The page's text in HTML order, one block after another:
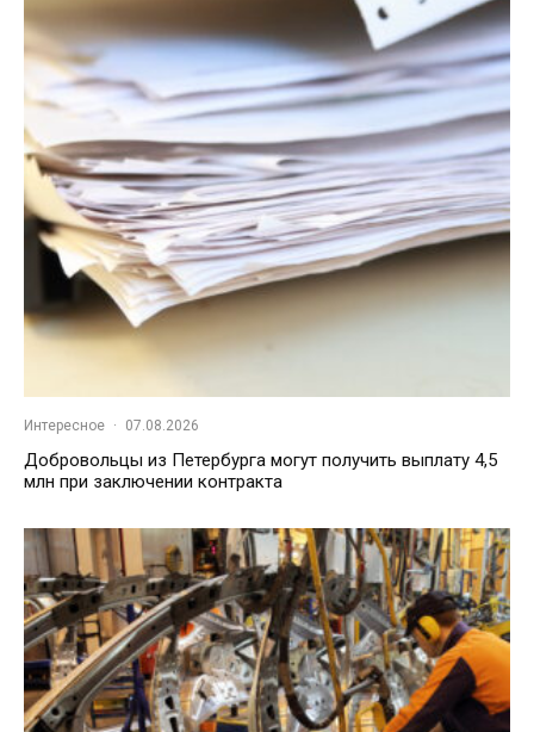
Интересное · 07.08.2026
Добровольцы из Петербурга могут получить выплату 4,5
млн при заключении контракта